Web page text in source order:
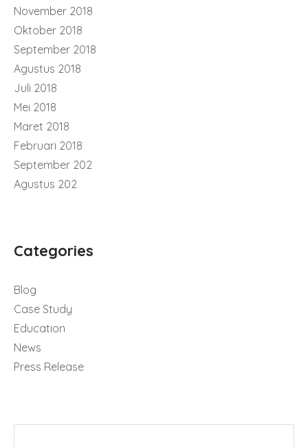
November 2018
Oktober 2018
September 2018
Agustus 2018
Juli 2018
Mei 2018
Maret 2018
Februari 2018
September 202
Agustus 202
Categories
Blog
Case Study
Education
News
Press Release